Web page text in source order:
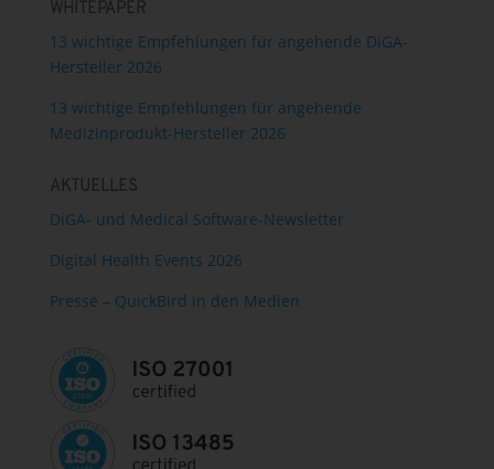
WHITEPAPER
13 wichtige Empfehlungen für angehende DiGA-
Hersteller 2026
13 wichtige Empfehlungen für angehende
Medizinprodukt-Hersteller 2026
AKTUELLES
DiGA- und Medical Software-Newsletter
Digital Health Events 2026
Presse – QuickBird in den Medien